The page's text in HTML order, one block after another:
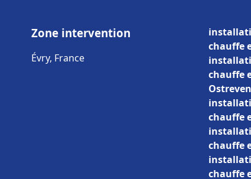
Zone intervention
Évry, France
chauffe
chauffe
chauffe
chauffe
chauffe